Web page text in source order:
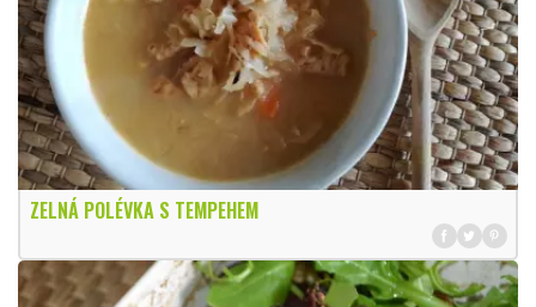
ZELNÁ POLÉVKA S TEMPEHEM